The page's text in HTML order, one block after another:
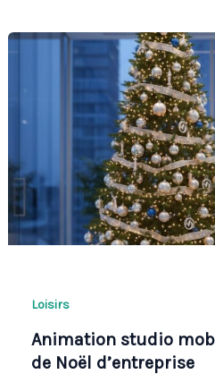
Loisirs
Animation studio
de Noël d’entreprise